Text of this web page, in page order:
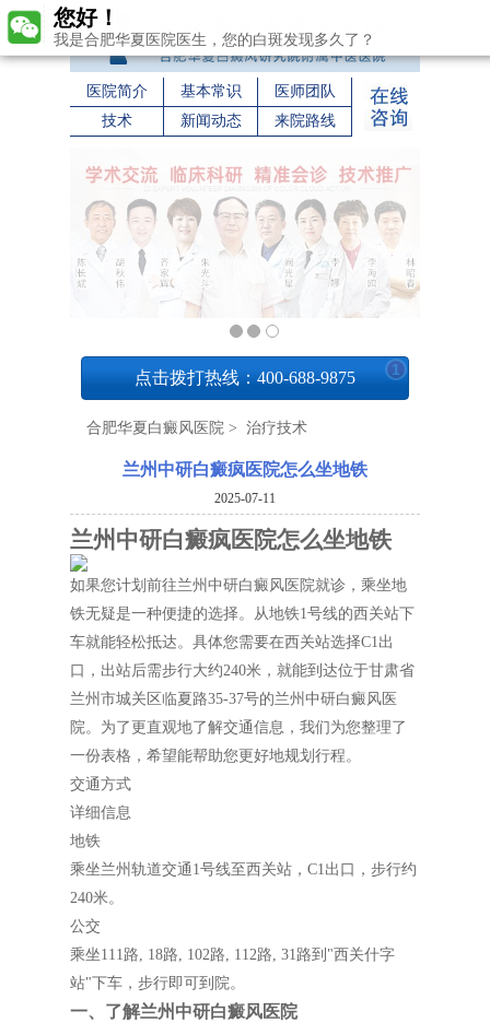
医院简介 基本常识
医师团队
技术
新闻动态 来院路线
点击拨打热线：400-688-9875 1
合肥华夏白癜风医院 > 治疗技术
兰州中研白癜疯医院怎么坐地铁
2025-07-11
兰州中研白癜疯医院怎么坐地铁
如果您计划前往兰州中研白癜风医院就诊，乘坐地
铁无疑是一种便捷的选择。从地铁1号线的西关站下
车就能轻松抵达。具体您需要在西关站选择C1出
口，出站后需步行大约240米，就能到达位于甘肃省
兰州市城关区临夏路35-37号的兰州中研白癜风医
院。为了更直观地了解交通信息，我们为您整理了
一份表格，希望能帮助您更好地规划行程。
交通方式
详细信息
地铁
乘坐兰州轨道交通1号线至西关站，C1出口，步行约
240米。
公交
乘坐111路, 18路, 102路, 112路, 31路到"西关什字
站"下车，步行即可到院。
一、了解兰州中研白癜风医院
您好！
我是合肥华夏医院医生，您的白斑发现多久了？